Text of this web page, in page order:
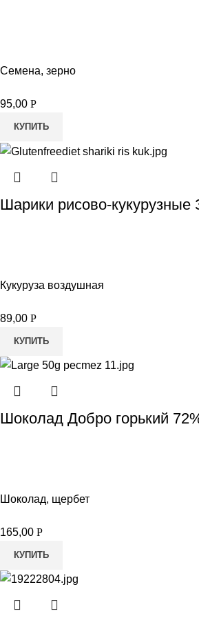
Семена, зерно
95,00 Р
КУПИТЬ
Шарики рисово-кукурузные
Кукуруза воздушная
89,00 Р
КУПИТЬ
Шоколад Добро горький
Шоколад, щербет
165,00 Р
КУПИТЬ